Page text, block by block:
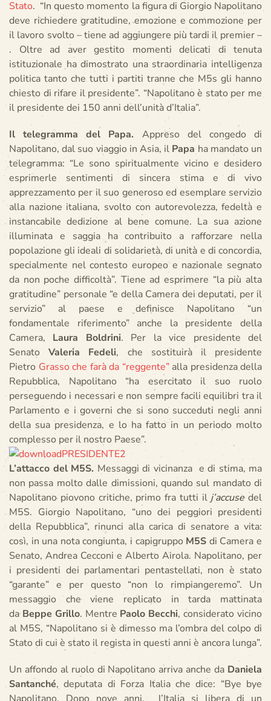
Stato. “In questo momento la figura di Giorgio Napolitano
deve richiedere gratitudine, emozione e commozione per
il lavoro svolto – tiene ad aggiungere più tardi il premier –
. Oltre ad aver gestito momenti delicati di tenuta
istituzionale ha dimostrato una straordinaria intelligenza
politica tanto che tutti i partiti tranne che M5s gli hanno
chiesto di rifare il presidente”. “Napolitano è stato per me
il presidente dei 150 anni dell’unità d’Italia”.
Il telegramma del Papa. Appreso del congedo di
Napolitano, dal suo viaggio in Asia, il Papa ha mandato un
telegramma: “Le sono spiritualmente vicino e desidero
esprimerle sentimenti di sincera stima e di vivo
apprezzamento per il suo generoso ed esemplare servizio
alla nazione italiana, svolto con autorevolezza, fedeltà e
instancabile dedizione al bene comune. La sua azione
illuminata e saggia ha contribuito a rafforzare nella
popolazione gli ideali di solidarietà, di unità e di concordia,
specialmente nel contesto europeo e nazionale segnato
da non poche difficoltà”. Tiene ad esprimere “la più alta
gratitudine” personale “e della Camera dei deputati, per il
servizio” al paese e definisce Napolitano “un
fondamentale riferimento” anche la presidente della
Camera, Laura Boldrini. Per la vice presidente del
SenatoValeria Fedeli, che sostituirà il presidente
Pietro Grasso che farà da “reggente”alla presidenza della
Repubblica, Napolitano “ha esercitato il suo ruolo
perseguendo i necessari e non sempre facili equilibri tra il
Parlamento e i governi che si sono succeduti negli anni
della sua presidenza, e lo ha fatto in un periodo molto
complesso per il nostro Paese”.
L’attacco del M5S. Messaggi di vicinanza e di stima, ma
non passa molto dalle dimissioni, quando sul mandato di
Napolitano piovono critiche, primo fra tutti ilj’accuse del
M5S. Giorgio Napolitano, “uno dei peggiori presidenti
della Repubblica”, rinunci alla carica di senatore a vita:
così, in una nota congiunta, i capigruppo M5S di Camera e
Senato, Andrea Cecconi e Alberto Airola. Napolitano, per
i presidenti dei parlamentari pentastellati, non è stato
“garante” e per questo “non lo rimpiangeremo”. Un
messaggio che viene replicato in tarda mattinata
daBeppe Grillo. Mentre Paolo Becchi, considerato vicino
al M5S, “Napolitano si è dimesso ma l’ombra del colpo di
Stato di cui è stato il regista in questi anni è ancora lunga”.
Un affondo al ruolo di Napolitano arriva anche da Daniela
Santanché, deputata di Forza Italia che dice: “Bye bye